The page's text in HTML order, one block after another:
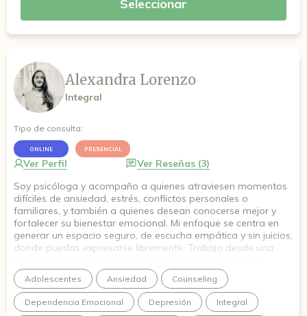
Seleccionar
Alexandra Lorenzo
Integral
Tipo de consulta:
ONLINE PRESENCIAL
Ver Perfil
Ver Reseñas (3)
Soy psicóloga y acompaño a quienes atraviesen momentos
difíciles de ansiedad, estrés, conflictos personales o
familiares, y también a quienes desean conocerse mejor y
fortalecer su bienestar emocional. Mi enfoque se centra en
generar un espacio seguro, de escucha empática y sin juicios,
donde puedas expresarse libremente. Trabajo desde una
necesidades de cada paciente. Mi objetivo es ayudarte a
encontrar recursos internos que te permitan enfrentar y
procesar las dificultades alcanzando un mayor equilibrio en
tu vida.
Adolescentes Ansiedad Counseling
Dependencia Emocional Depresión Integral